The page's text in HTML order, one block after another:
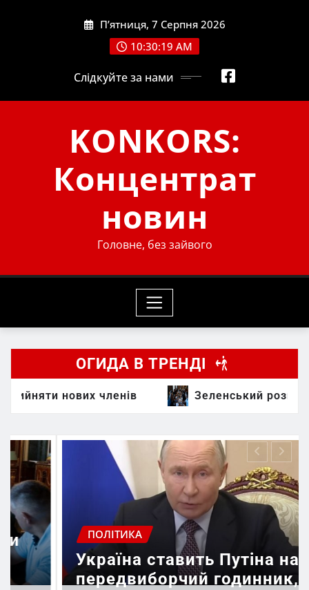
П’ятниця, 7 Серпня 2026
10:30:21 AM
Слідкуйте за нами
KONKORS:
Концентрат
новин
Головне, без зайвого
ОГИДА В ТРЕНДІ
членів Зеленський розповів, коли буде
на
ПОЛІТИКА
У Польщі
можливість
російських ракет
Україною,